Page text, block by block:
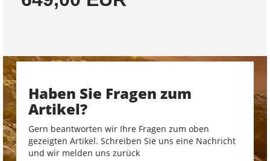
Haben Sie Fragen zum
Artikel?
Gern beantworten wir Ihre Fragen zum oben
gezeigten Artikel. Schreiben Sie uns eine Nachricht
und wir melden uns zurück